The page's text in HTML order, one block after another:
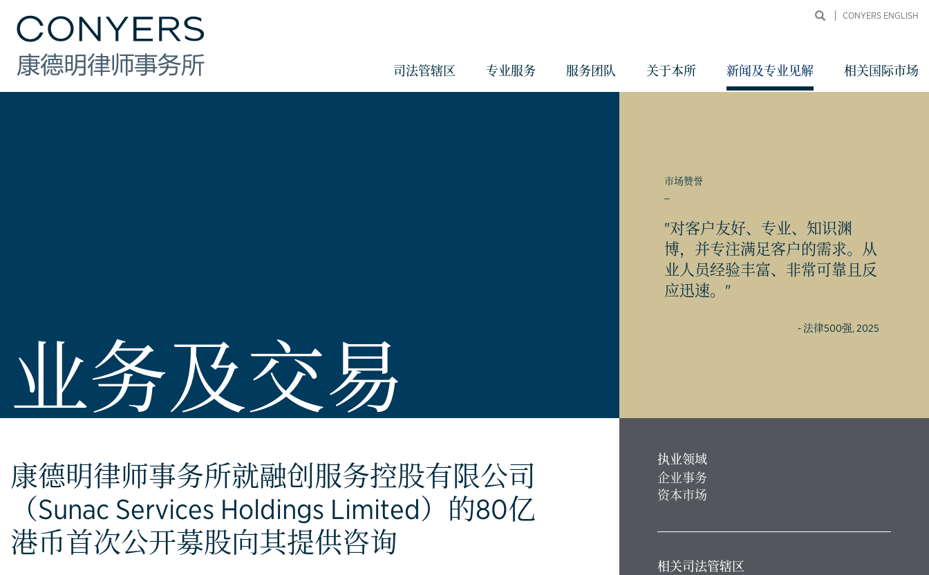
CONYERS ENGLISH
司法管辖区 专业服务 服务团队 关于本所 新闻及专业见解 相关国际市场
业务及交易
康德明律师事务所就融创服务控股有限公司
（Sunac Services Holdings Limited）的80亿
港币首次公开募股向其提供咨询
市场赞誉
"对客户友好、专业、知识渊
博，并专注满足客户的需求。从
业人员经验丰富、非常可靠且反
应迅速。"
- 法律500强, 2025
执业领域
企业事务
资本市场
相关司法管辖区